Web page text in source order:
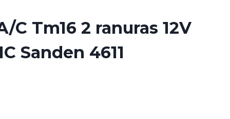
C Tm16 2 ranuras 12V
Sanden 4611